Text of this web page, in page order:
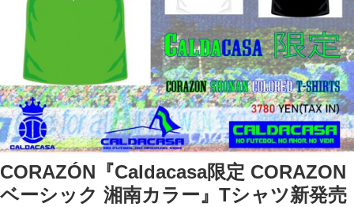
CORAZÓN『Caldacasa限定 CORAZON
ベーシック 湘南カラー』Tシャツ新発売